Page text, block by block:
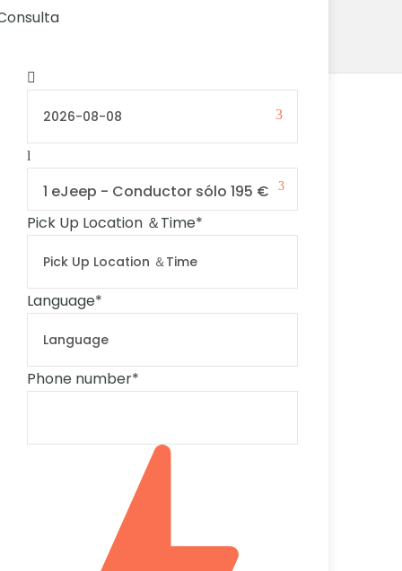
1 eJeep - Conductor sólo 195 €
Pick Up Location ＆Time*
Language*
Phone number*